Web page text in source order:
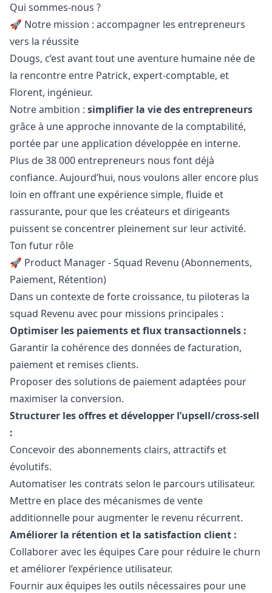
Qui sommes-nous ?
🚀 Notre mission : accompagner les entrepreneurs
vers la réussite
Dougs, c’est avant tout une aventure humaine née de
la rencontre entre Patrick, expert-comptable, et
Florent, ingénieur.
Notre ambition : simplifier la vie des entrepreneurs
grâce à une approche innovante de la comptabilité,
portée par une application développée en interne.
Plus de 38 000 entrepreneurs nous font déjà
confiance. Aujourd’hui, nous voulons aller encore plus
loin en offrant une expérience simple, fluide et
rassurante, pour que les créateurs et dirigeants
puissent se concentrer pleinement sur leur activité.
Ton futur rôle
🚀 Product Manager- Squad Revenu (Abonnements,
Paiement, Rétention)
Dans un contexte de forte croissance, tu piloteras la
squad Revenu avec pour missions principales :
Optimiser les paiements et flux transactionnels :
Garantir la cohérence des données de facturation,
paiement et remises clients.
Proposer des solutions de paiement adaptées pour
maximiser la conversion.
Structurer les offres et développer l’upsell/cross-sell
:
Concevoir des abonnements clairs, attractifs et
évolutifs.
Automatiser les contrats selon le parcours utilisateur.
Mettre en place des mécanismes de vente
additionnelle pour augmenter le revenu récurrent.
Améliorer la rétention et la satisfaction client :
Collaborer avec les équipes Care pour réduire le churn
et améliorer l’expérience utilisateur.
Fournir aux équipes les outils nécessaires pour une